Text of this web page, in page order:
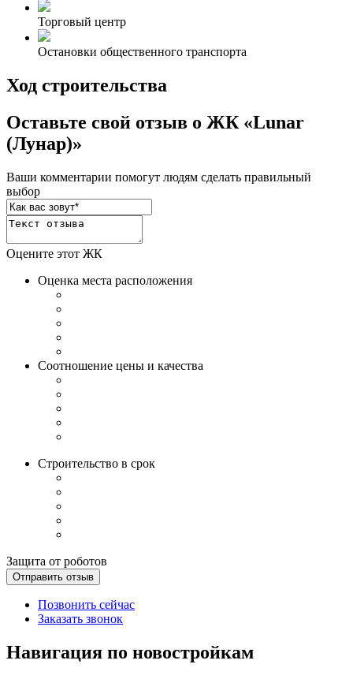
Торговый центр
Остановки общественного транспорта
Ход строительства
Оставьте свой отзыв о ЖК «Lunar
(Лунар)»
Ваши комментарии помогут людям сделать правильный
выбор
Оцените этот ЖК
Оценка места расположения
Соотношение цены и качества
Строительство в срок
Защита от роботов
Отправить отзыв
Позвонить сейчас
Заказать звонок
Навигация по новостройкам